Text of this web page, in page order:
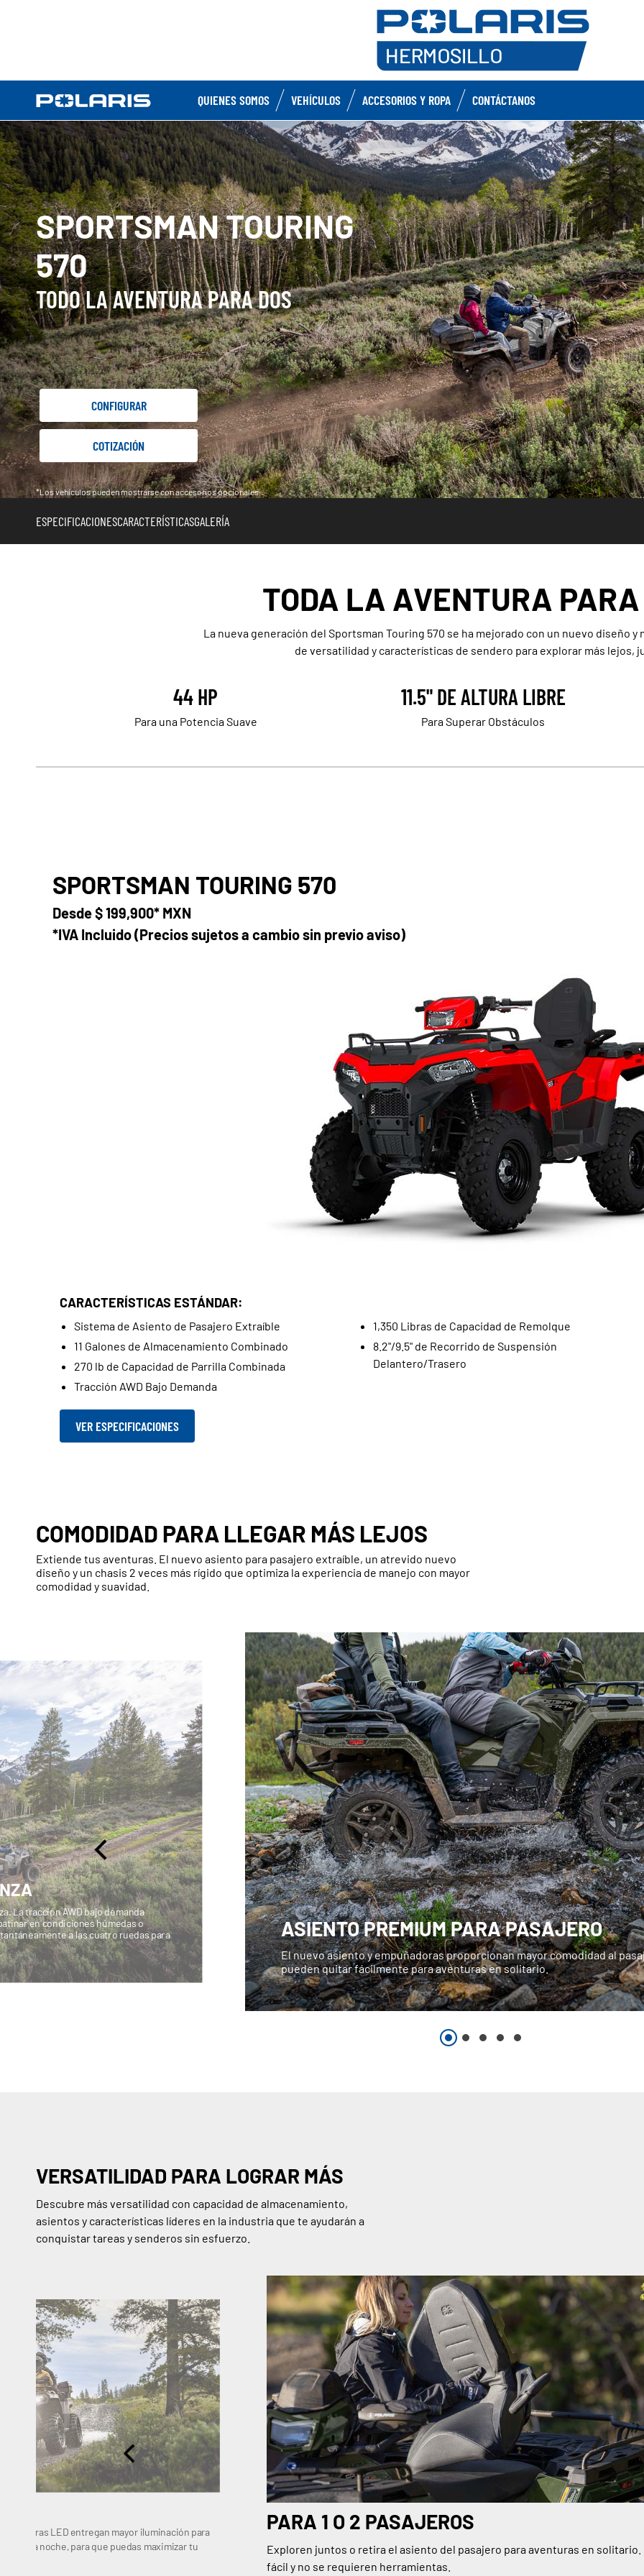
QUIENES SOMOS VEHÍCULOS ACCESORIOS Y ROPA CONTÁCTANOS
SPORTSMAN TOURING
570
TODO LA AVENTURA PARA DOS
CONFIGURAR
COTIZACIÓN
*Los vehículos pueden mostrarse con accesorios opcionales.
ESPECIFICACIONESCARACTERÍSTICASGALERÍA
TODA LA AVENTURA PARA
La nueva generación del Sportsman Touring 570 se ha mejorado con un nuevo diseño y
de versatilidad y características de sendero para explorar más lejos,
44 HP
Para una Potencia Suave
11.5" DE ALTURA LIBRE
Para Superar Obstáculos
SPORTSMAN TOURING 570
Desde$ 199,900* MXN
*IVA Incluido (Precios sujetos a cambio sin previo aviso)
CARACTERÍSTICAS ESTÁNDAR:
Sistema de Asiento de Pasajero Extraíble
11 Galones de Almacenamiento Combinado
270 lb de Capacidad de Parrilla Combinada
Tracción AWD Bajo Demanda
1,350 Libras de Capacidad de Remolque
8.2"/9.5" de Recorrido de Suspensión
Delantero/Trasero
VER ESPECIFICACIONES
COMODIDAD PARA LLEGAR MÁS LEJOS
Extiende tus aventuras. El nuevo asiento para pasajero extraíble, un atrevido nuevo
diseño y un chasis 2 veces más rígido que optimiza la experiencia de manejo con mayor
comodidad y suavidad.
La tracción AWD bajo demanda
en condiciones húmedas o
a las cuatro ruedas para ASIENTO PREMIUM PARA PASAJERO
El nuevo asiento y empuñadoras proporcionan mayor comodidad al
pueden quitar fácilmente para aventuras en solitario.
VERSATILIDAD PARA LOGRAR MÁS
Descubre más versatilidad con capacidad de almacenamiento,
asientos y características líderes en la industria que te ayudarán a
conquistar tareas y senderos sin esfuerzo.
LED entregan mayor iluminación para
en la noche, para que puedas maximizar tu
PARA 1 O 2 PASAJEROS
Exploren juntos o retira el asiento del pasajero para aventuras en solitario.
fácil y no se requieren herramientas.